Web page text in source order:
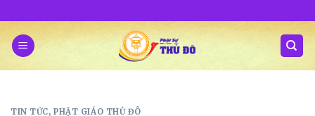
content
TIN TỨC,PHẬT GIÁO THỦ ĐÔ